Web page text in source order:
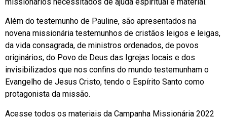
Além do testemunho de Pauline, são apresentados na
novena missionária testemunhos de cristãos leigos e leigas,
da vida consagrada, de ministros ordenados, de povos
originários, do Povo de Deus das Igrejas locais e dos
invisibilizados que nos confins do mundo testemunham o
Evangelho de Jesus Cristo, tendo o Espírito Santo como
protagonista da missão.
Acesse todos os materiais da Campanha Missionária 2022